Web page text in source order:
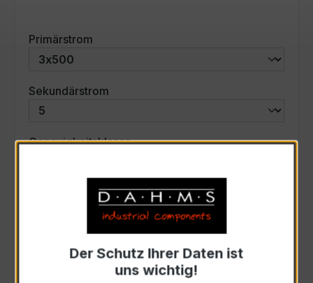
Primärstrom
Sekundärstrom
Genauigkeitsklasseauswählen
Scheinleistung (VA)auswählen
Auswahl zurücksetzen
Der Schutz Ihrer Daten ist
uns wichtig!